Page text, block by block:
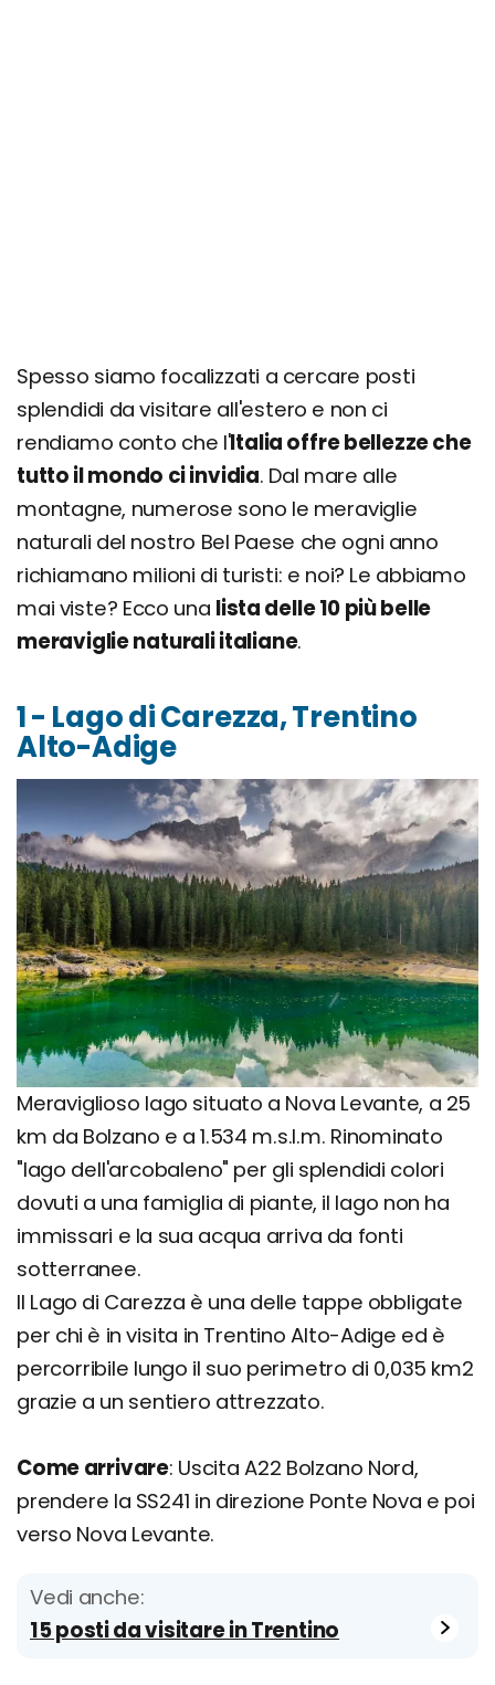
Spesso siamo focalizzati a cercare posti
splendidi da visitare all'estero e non ci
rendiamo conto che l'Italia offre bellezze che
tutto il mondo ci invidia. Dal mare alle
montagne, numerose sono le meraviglie
naturali del nostro Bel Paese che ogni anno
richiamano milioni di turisti: e noi? Le abbiamo
mai viste? Ecco una lista delle 10 più belle
meraviglie naturali italiane.
1 - Lago di Carezza, Trentino
Alto-Adige
Meraviglioso lago situato a Nova Levante, a 25
km da Bolzano e a 1.534 m.s.l.m. Rinominato
"lago dell'arcobaleno" per gli splendidi colori
dovuti a una famiglia di piante, il lago non ha
immissari e la sua acqua arriva da fonti
sotterranee.
Il Lago di Carezza è una delle tappe obbligate
per chi è in visita in Trentino Alto-Adige ed è
percorribile lungo il suo perimetro di 0,035 km2
grazie a un sentiero attrezzato.
Come arrivare: Uscita A22 Bolzano Nord,
prendere la SS241 in direzione Ponte Nova e poi
verso Nova Levante.
Vedi anche:
15 posti da visitare in Trentino